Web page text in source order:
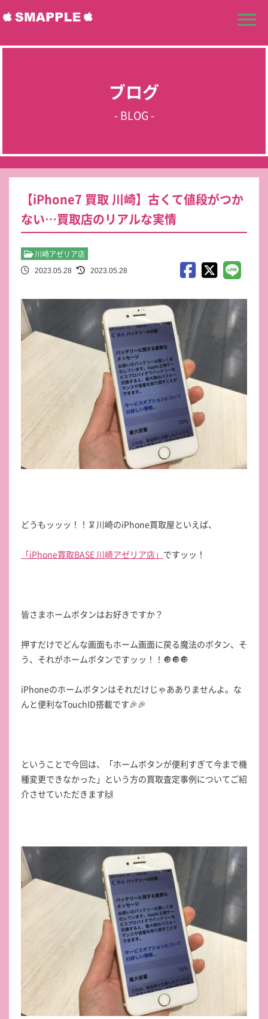
ブログ
- BLOG -
【iPhone7 買取 川崎】古くて値段がつか
ない…買取店のリアルな実情
川崎アゼリア店
2023.05.28 2023.05.28
どうもッッッ！！🦑川崎のiPhone買取屋といえば、
「iPhone買取BASE 川崎アゼリア店」 ですッッ！
皆さまホームボタンはお好きですか？
押すだけでどんな画面もホーム画面に戻る魔法のボタン、そ
う、それがホームボタンですッッ！！🔘🔘🔘
iPhoneのホームボタンはそれだけじゃあありませんよ。な
んと便利なTouchID搭載です🎉🎉
ということで今回は、「ホームボタンが便利すぎて今まで機
種変更できなかった」という方の買取査定事例についてご紹
介させていただきます🙌